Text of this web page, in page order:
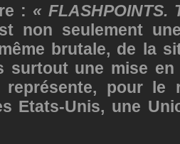
: «
non seulement
brutale, de la
surtout une mise
représente, pour le
Etats-Unis, une